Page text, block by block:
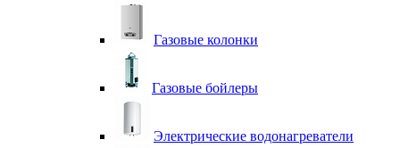
Газовые колонки
Газовые бойлеры
Электрические водонагреватели